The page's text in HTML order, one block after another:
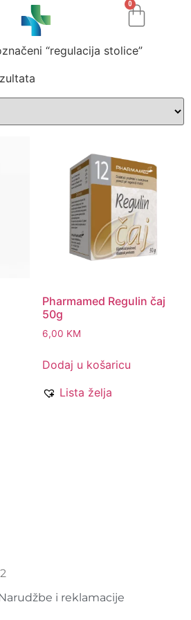
0
“regulacija stolice”
Pharmamed Regulin čaj
50g
6,00 KM
Dodaj u košaricu
Lista želja
i reklamacije